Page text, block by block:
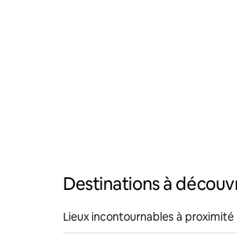
Destinations à
Lieux incontournables à proximité